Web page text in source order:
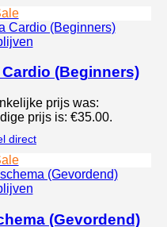
(Beginners)
prijs was:
prijs is: €35.00.
direct
(Gevordend)